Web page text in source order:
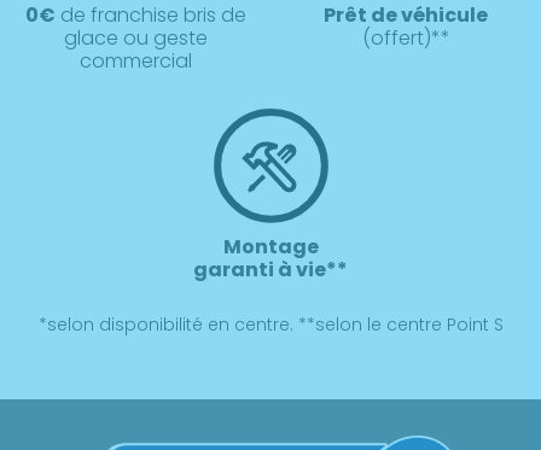
0€ de franchise bris de
glace ou geste
commercial
Prêt de véhicule
(offert)**
Montage
garanti à vie**
*selon disponibilité en centre. **selon le centre Point S